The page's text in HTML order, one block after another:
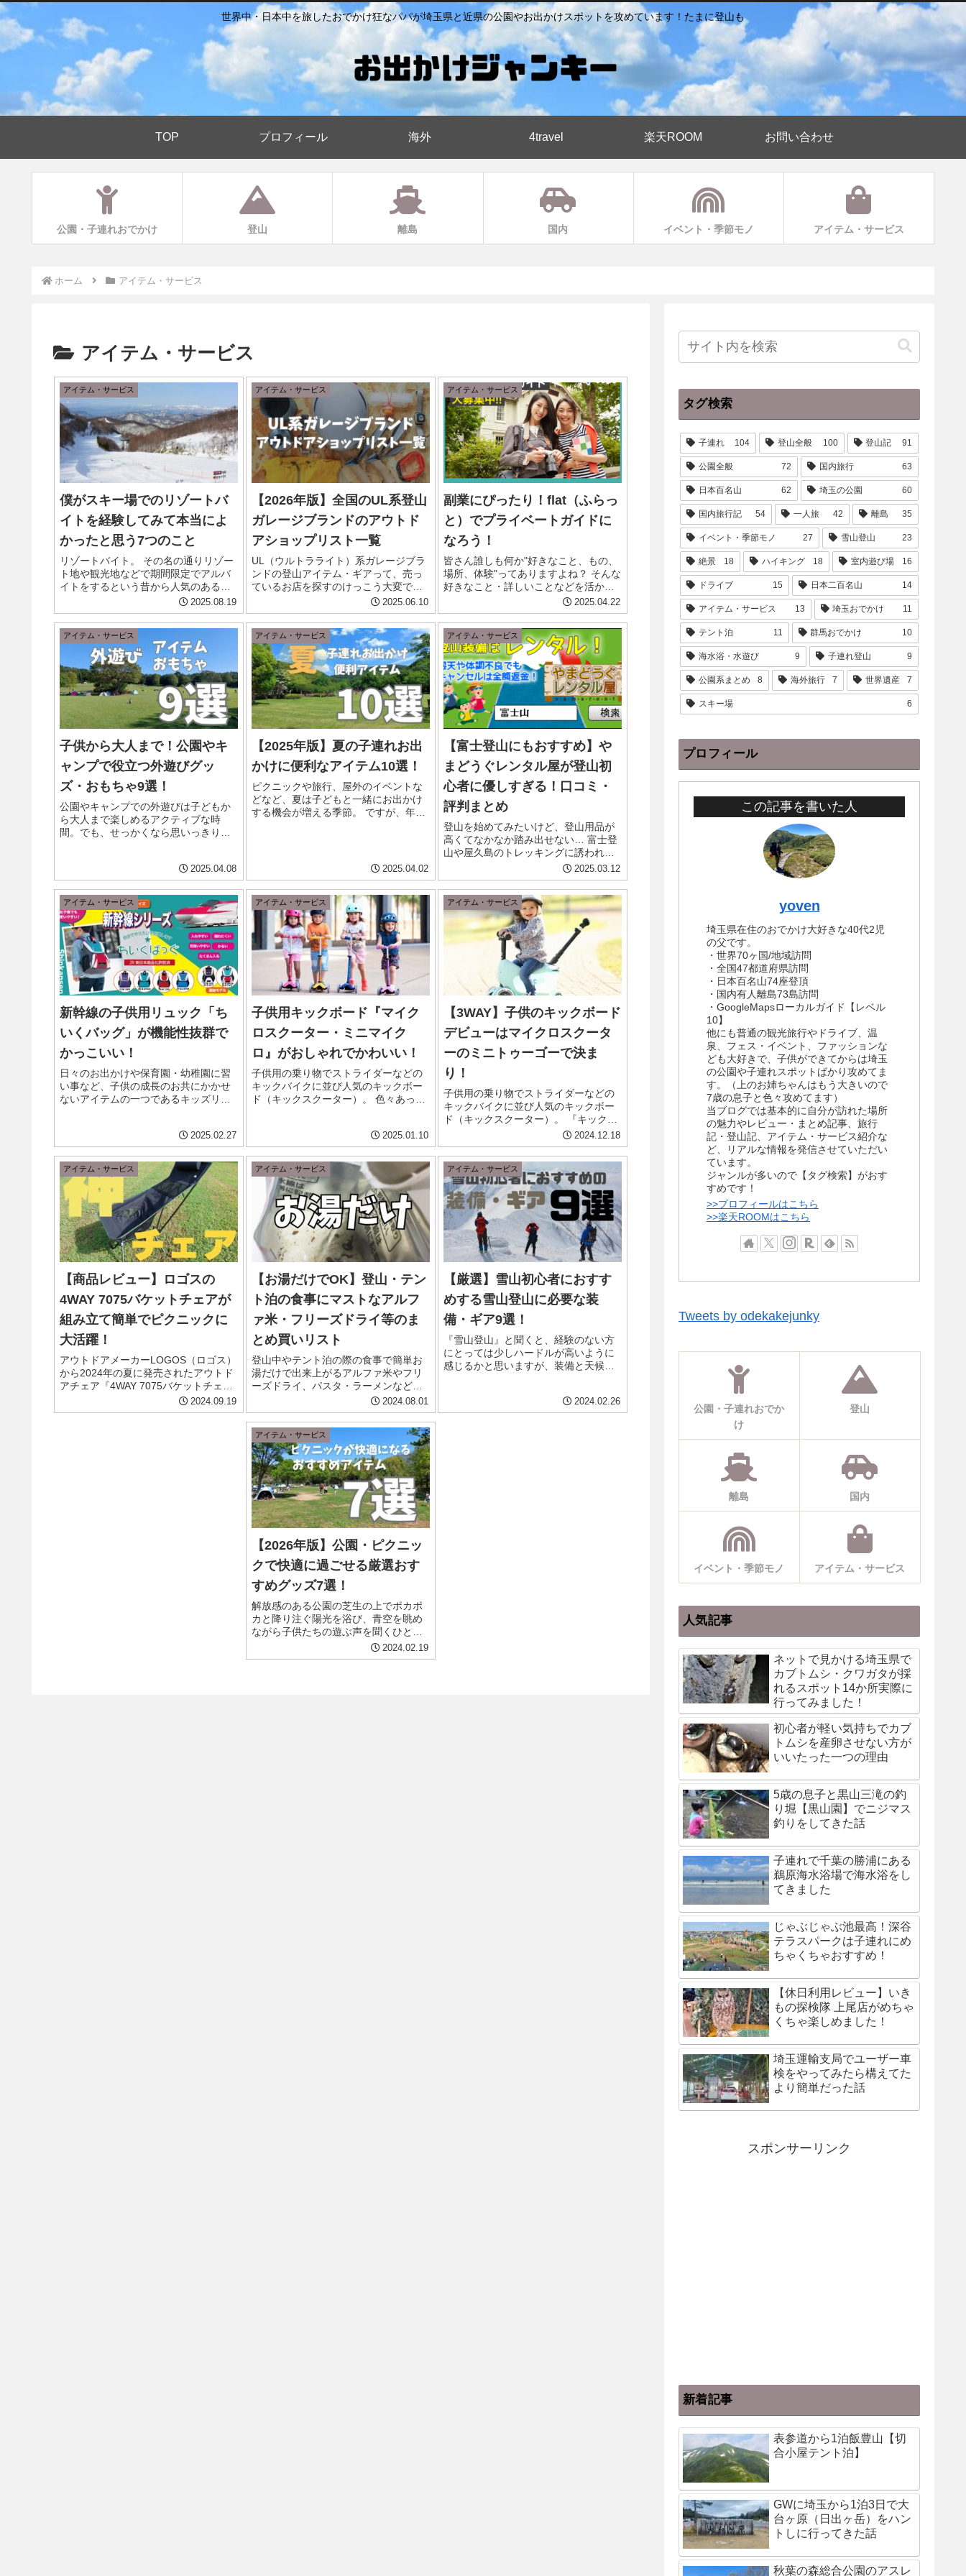
世界中・日本中を旅したおでかけ狂なパパが埼玉県と近県の公園やお出かけスポットを攻めています！たまに登山も
TOP プロフィール 海外 4travel 楽天ROOM お問い合わせ
公園・子連れおでかけ 登山 離島 国内 イベント・季節モノ アイテム・サービス
ホーム アイテム・サービス
アイテム・サービス
アイテム・サービス
僕がスキー場でのリゾートバ
イトを経験してみて本当によ
かったと思う7つのこと
リゾートバイト。 その名の通りリゾー
ト地や観光地などで期間限定でアルバ
イトをするという昔から人気のある働
き方の一つで、僕は10代、20代と、合
計2シーズン長野県の白馬にあるスキー
場でリゾートバイト（山籠もり）を経
験しました。 今や少し病的な...
2025.08.19
アイテム・サービス
【2026年版】全国のUL系登山
ガレージブランドのアウトド
アショップリスト一覧
UL（ウルトラライト）系ガレージブラ
ンドの登山アイテム・ギアって、売っ
ているお店を探すのけっこう大変です
よね。 しかも、見つけても取扱数が少
なかったり在庫切れだったりと、なか
なか好きなブランドやアイテムにたど
り着けないことも… そんな方は必...
2025.06.10
アイテム・サービス
副業にぴったり！flat（ふらっ
と）でプライベートガイドに
なろう！
皆さん誰しも何か"好きなこと、もの、
場所、体験"ってありますよね？ そんな
好きなこと・詳しいことなどを活かし
て収入を得られるサービスが株式会社
Agaliが運営するマッチングガイドサー
ビスのflat（ふらっと）。休日など空い
た時間にもできる...
2025.04.22
アイテム・サービス
子供から大人まで！公園やキ
ャンプで役立つ外遊びグッ
ズ・おもちゃ9選！
公園やキャンプでの外遊びは子どもか
ら大人まで楽しめるアクティブな時
間。でも、せっかくなら思いっきり遊
どの外遊びで大活躍する遊びグッズや
おもちゃを厳選してご紹介！定番アイ
テ...
2025.04.08
アイテム・サービス
【2025年版】夏の子連れお出
かけに便利なアイテム10選！
ピクニックや旅行、屋外のイベントな
どなど、夏は子どもと一緒にお出かけ
する機会が増える季節。 ですが、年々
んありますよね。 そこで今回は、夏...
2025.04.02
アイテム・サービス
【富士登山にもおすすめ】や
まどうぐレンタル屋が登山初
心者に優しすぎる！口コミ・
評判まとめ
登山を始めてみたいけど、登山用品が
高くてなかなか踏み出せない… 富士登
山や屋久島のトレッキングに誘われて
行くことになったけど、ウェアや登山
靴を持ってないからレンタルしようか
な… などなど、登山デビューや初心者
に付きまとう悩みがウェア・ギア問...
2025.03.12
アイテム・サービス
新幹線の子供用リュック「ち
いくバッグ」が機能性抜群で
かっこいい！
日々のお出かけや保育園・幼稚園に習
い事など、子供の成長のお共にかかせ
ないアイテムの一つであるキッズリュ
ほどあり迷ってしまいますが、特に新
幹線など乗り物系が好きなお子さん
に...
2025.02.27
アイテム・サービス
子供用キックボード『マイク
ロスクーター・ミニマイク
ロ』がおしゃれでかわいい！
子供用の乗り物でストライダーなどの
キックバイクに並び人気のキックボー
ド（キックスクーター）。 色々あって
ターのベストセラーシリーズであるミ
ニマイクロ。 スイス発の世界的にも...
2025.01.10
アイテム・サービス
【3WAY】子供のキックボード
デビューはマイクロスクータ
ーのミニトゥーゴーで決ま
り！
子供用の乗り物でストライダーなどの
キックバイクに並び人気のキックボー
ド（キックスクーター）。 『キックバ
イクもキックボードも欲しいけど、2台
となると予算的にちょっと…』 という
方に是非おすすめしたいのが、マイク
ロスクーターのMini2go ...
2024.12.18
アイテム・サービス
【商品レビュー】ロゴスの
4WAY 7075バケットチェアが
組み立て簡単でピクニックに
大活躍！
アウトドアメーカーLOGOS（ロゴス）
から2024年の夏に発売されたアウトド
アチェア『4WAY 7075バケットチェ
ア』。 "4WAY"とはもちろん4通りとい
う意味で、"7075"とは航空機の素材と
2024.09.19
アイテム・サービス
【お湯だけでOK】登山・テン
ト泊の食事にマストなアルフ
ァ米・フリーズドライ等のま
とめ買いリスト
登山中やテント泊の際の食事で簡単お
湯だけで出来上がるアルファ米やフリ
ーズドライ、パスタ・ラーメンなどを
リスト化してまとめました。 キャンプ
や備蓄の非常食・防災食・保存食にも
適しています。 登山やアウトドア、備
蓄・非常食に アルファ米と言えば...
2024.08.01
アイテム・サービス
【厳選】雪山初心者におすす
めする雪山登山に必要な装
備・ギア9選！
『雪山登山』と聞くと、経験のない方
にとっては少しハードルが高いように
感じるかと思いますが、装備と天候、
クサクッとしたアイゼン越しの感触、
青と白やモノクロームの世界、キリ
2024.02.26
アイテム・サービス
【2026年版】公園・ピクニッ
クで快適に過ごせる厳選おす
すめグッズ7選！
解放感のある公園の芝生の上でポカポ
カと降り注ぐ陽光を浴び、青空を眺め
ながら子供たちの遊ぶ声を聞くひとと
き。 最高ですよね！ そこに快適な環境
が整えば、より充実した公園・ピクニ
2024.02.19
タグ検索
子連れ 104 登山全般 100 登山記 91
公園全般 72 国内旅行 63
日本百名山 62 埼玉の公園 60
国内旅行記 54 一人旅 42 離島 35
イベント・季節モノ 27 雪山登山 23
絶景 18 ハイキング 18 室内遊び場 16
ドライブ 15 日本二百名山 14
アイテム・サービス 13 埼玉おでかけ 11
テント泊 11 群馬おでかけ 10
海水浴・水遊び 9 子連れ登山 9
公園系まとめ 8 海外旅行 7 世界遺産 7
スキー場 6
プロフィール
この記事を書いた人
yoven
埼玉県在住のおでかけ大好きな40代2児
の父です。
・世界70ヶ国/地域訪問
・全国47都道府県訪問
・日本百名山74座登頂
・国内有人離島73島訪問
・GoogleMapsローカルガイド【レベル
10】
他にも普通の観光旅行やドライブ、温
泉、フェス・イベント、ファッションな
ども大好きで、子供ができてからは埼玉
の公園や子連れスポットばかり攻めてま
す。（上のお姉ちゃんはもう大きいので
7歳の息子と色々攻めてます）
当ブログでは基本的に自分が訪れた場所
の魅力やレビュー・まとめ記事、旅行
記・登山記、アイテム・サービス紹介な
ど、リアルな情報を発信させていただい
ています。
ジャンルが多いので【タグ検索】がおす
すめです！
>>プロフィールはこちら
>>楽天ROOMはこちら
Tweets by odekakejunky
公園・子連れおでか
け
登山
離島 国内
イベント・季節モノ アイテム・サービス
人気記事
ネットで見かける埼玉県で
カブトムシ・クワガタが採
れるスポット14か所実際に
行ってみました！
初心者が軽い気持ちでカブ
トムシを産卵させない方が
いいたった一つの理由
5歳の息子と黒山三滝の釣
り堀【黒山園】でニジマス
釣りをしてきた話
子連れで千葉の勝浦にある
鵜原海水浴場で海水浴をし
てきました
じゃぶじゃぶ池最高！深谷
テラスパークは子連れにめ
ちゃくちゃおすすめ！
【休日利用レビュー】いき
もの探検隊 上尾店がめちゃ
くちゃ楽しめました！
埼玉運輸支局でユーザー車
検をやってみたら構えてた
より簡単だった話
スポンサーリンク
新着記事
表参道から1泊飯豊山【切
合小屋テント泊】
GWに埼玉から1泊3日で大
台ヶ原（日出ヶ岳）をハン
トしに行ってきた話
秋葉の森総合公園のアスレ